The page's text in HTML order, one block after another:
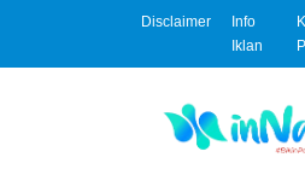
Disclaimer
Info
Iklan